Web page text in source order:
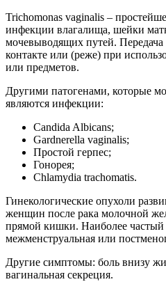
Trichomonas vaginalis –
инфекции влагалища, шейки
мочевыводящих путей.
контакте или (реже) при
или предметов.
Другими патогенами, которые
являются инфекции:
Candida Albicans;
Gardnerella vaginalis;
Простой герпес;
Гонорея;
Chlamydia trachomatis.
Гинекологические опухоли
женщин после рака молочной
прямой кишки. Наиболее частый
межменструальная или
Другие симптомы: боль внизу
вагинальная секреция.